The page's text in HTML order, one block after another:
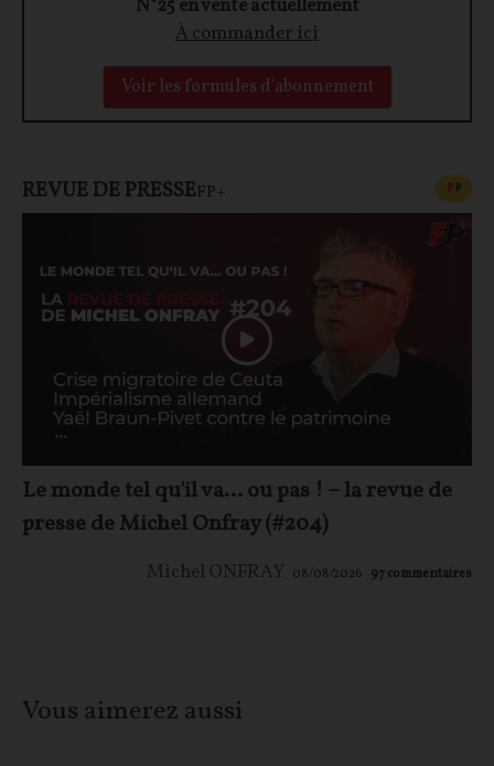
N°25 en vente actuellement
À commander ici
Voir les formules d'abonnement
REVUE DE PRESSEFP+ FP
Le monde tel qu'il va… ou pas ! – la revue de
presse de Michel Onfray (#204)
Michel ONFRAY 08/08/2026 97commentaires
Vous aimerez aussi